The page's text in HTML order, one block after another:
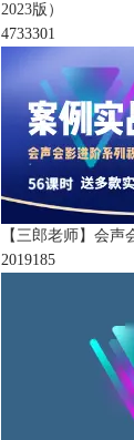
2023版）
4733301
【三郎老师】会
2019185